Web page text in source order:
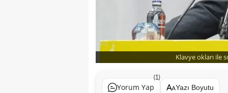
Klavye okları ile
Yorum Yap
(1)
Yazı Boyutu